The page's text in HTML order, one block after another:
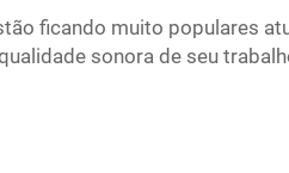
ficando muito populares
sonora de seu
obter gravações mais
...